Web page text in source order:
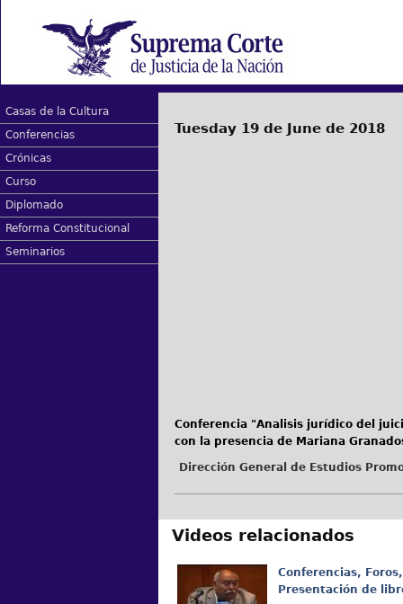
Casas de la Cultura
Conferencias
Crónicas
Curso
Diplomado
Reforma Constitucional
Seminarios
Tuesday 19 de June de 2018
Conferencia "Analisis jurídico del
con la presencia de Mariana
Dirección General de Estudios
Videos relacionados
Conferencias,
Presentación de